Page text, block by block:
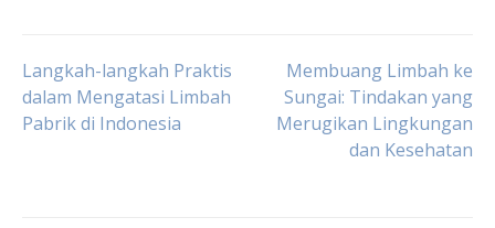
Post
navigation
Langkah-langkah Praktis
dalam Mengatasi Limbah
Pabrik di Indonesia
Membuang Limbah ke
Sungai: Tindakan yang
Merugikan Lingkungan
dan Kesehatan